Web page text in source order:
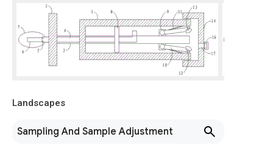
Landscapes
Sampling And Sample Adjustment